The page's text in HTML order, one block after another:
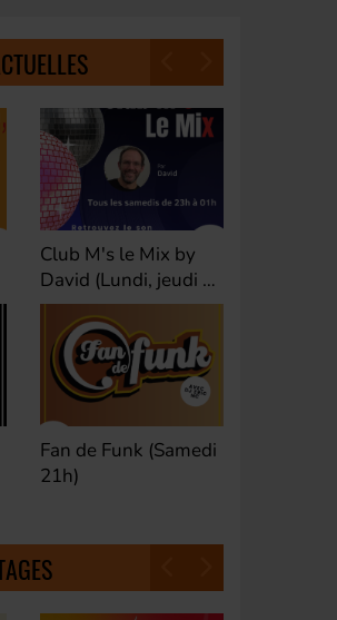
Club M's le Mix by
David (Lundi, jeudi et
samedi 23h)
Fan de Funk (Samedi
21h)